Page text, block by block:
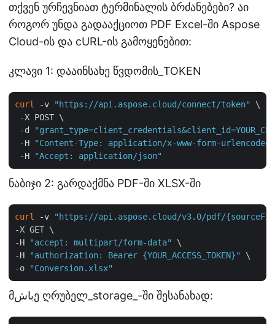
თქვენ ურჩევნიათ ტერმინალის ბრძანებები? აი
როგორ უნდა გადააქციოთ PDF Excel-ში Aspose
Cloud-ის და cURL-ის გამოყენებით:
კლავი 1: დააინსახე წვდომის_TOKEN
curl -v "https://api.aspose.cloud/connect/token"
\
-X POST \
-d
-H
"Content-Type: application/x-www-form-urlencoded"
-H
"Accept: application/json"
ნაბიჯი 2: გარდაქმნა PDF-ში XLSX-ში
curl -v
"https://api.aspose.cloud/v3.0/pdf/
-X GET \
-H
"accept: multipart/form-data"
\
-H
"authorization: Bearer {YOUR_ACCESS_TOKEN}"
\
-o
"Conversion.xlsx"
მباشე ღრუბელ_storage_-ში შესანახად: